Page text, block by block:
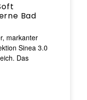
Bad
markanter
Sinea 3.0
Das